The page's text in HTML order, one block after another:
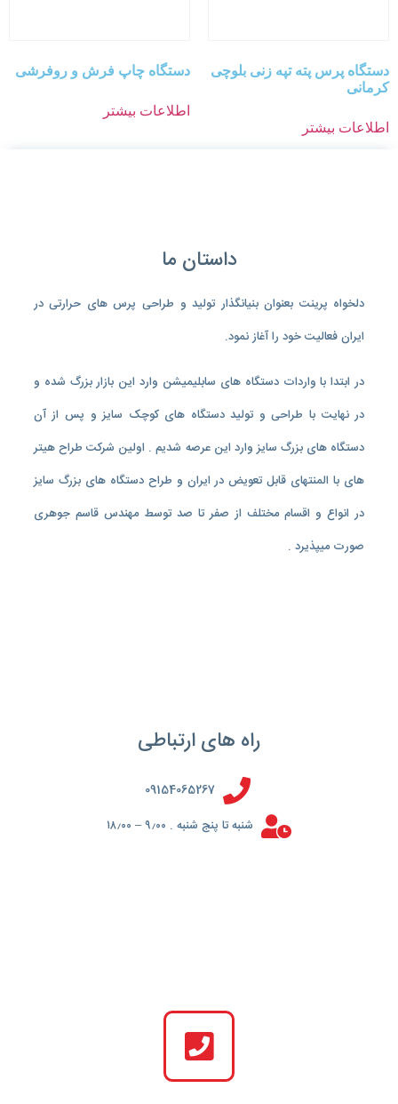
دستگاه پرس پته تپه زنی بلوچی
کرمانی
اطلاعات بیشتر
دستگاه چاپ فرش و روفرشی
اطلاعات بیشتر
داستان ما
دلخواه پرینت بعنوان بنیانگذار تولید و طراحی پرس های حرارتی در
ایران فعالیت خود را آغاز نمود.
در ابتدا با واردات دستگاه های سابلیمیشن وارد این بازار بزرگ شده و
در نهایت با طراحی و تولید دستگاه های کوچک سایز و پس از آن
دستگاه های بزرگ سایز وارد این عرصه شدیم . اولین شرکت طراح هیتر
های با المنتهای قابل تعویض در ایران و طراح دستگاه های بزرگ سایز
در انواع و اقسام مختلف از صفر تا صد توسط مهندس قاسم جوهری
صورت میپذیرد .
راه های ارتباطی
09154065267
شنبه تا پنج شنبه . ۹٫۰۰ – ۱۸٫۰۰